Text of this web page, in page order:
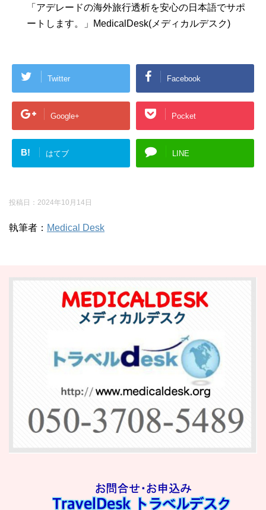
「アデレードの海外旅行透析を安心の日本語でサポ
ートします。」MedicalDesk(メディカルデスク)
Twitter Facebook
Google+ Pocket
B! はてブ LINE
投稿日： 2024年10月14日
執筆者： Medical Desk